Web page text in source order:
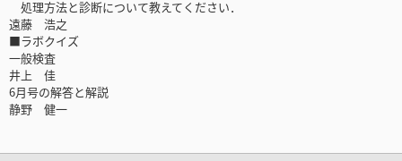
処理方法と診断について教えてください．
遠藤 浩之
■ラボクイズ
一般検査
井上 佳
6月号の解答と解説
静野 健一